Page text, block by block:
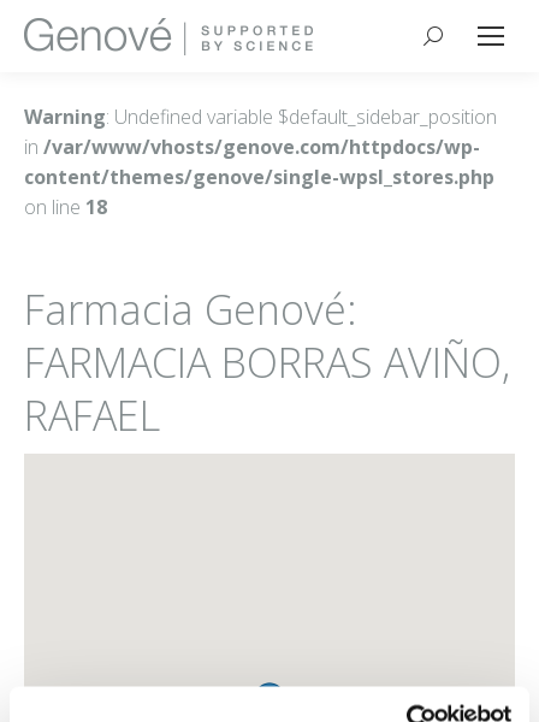
Buscar:
Warning: Undefined variable $default_sidebar_position
in /var/www/vhosts/genove.com/httpdocs/wp-
content/themes/genove/single-wpsl_stores.php
on line 18
Farmacia Genové:
FARMACIA BORRAS AVIÑO,
RAFAEL